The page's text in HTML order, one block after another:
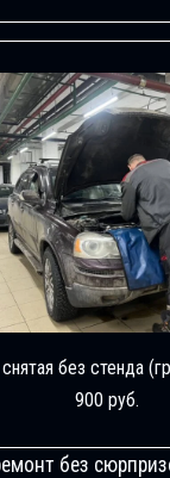
без стенда
900 руб.
без